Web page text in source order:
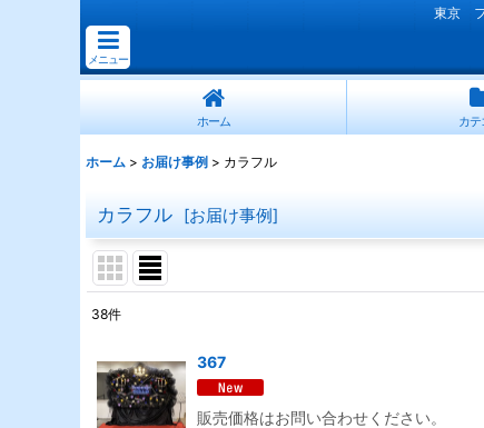
東京
メニュー
ホーム カテ
ホーム > お届け事例 > カラフル
カラフル [お届け事例]
並び順:
38件
367
販売価格はお問い合わせください。